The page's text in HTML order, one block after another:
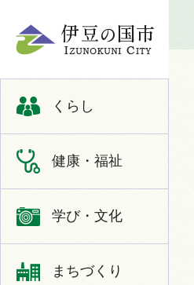
くらし
健康・福祉
学び・文化
まちづくり